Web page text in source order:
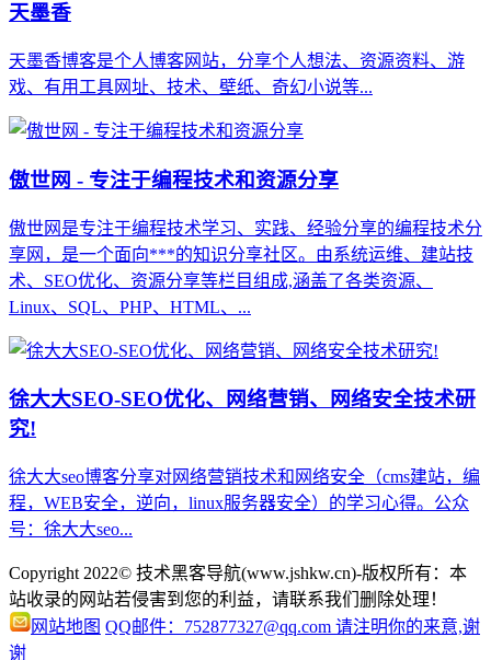
天墨香
天墨香博客是个人博客网站，分享个人想法、资源资料、游
戏、有用工具网址、技术、壁纸、奇幻小说等...
傲世网 - 专注于编程技术和资源分享
傲世网是专注于编程技术学习、实践、经验分享的编程技术分
享网，是一个面向***的知识分享社区。由系统运维、建站技
术、SEO优化、资源分享等栏目组成,涵盖了各类资源、
Linux、SQL、PHP、HTML、...
徐大大SEO-SEO优化、网络营销、网络安全技术研
究!
徐大大seo博客分享对网络营销技术和网络安全（cms建站，编
程，WEB安全，逆向，linux服务器安全）的学习心得。公众
号：徐大大seo...
Copyright 2022© 技术黑客导航(www.jshkw.cn)-版权所有：本
站收录的网站若侵害到您的利益，请联系我们删除处理！
网站地图 QQ邮件：752877327@qq.com 请注明你的来意,谢
谢